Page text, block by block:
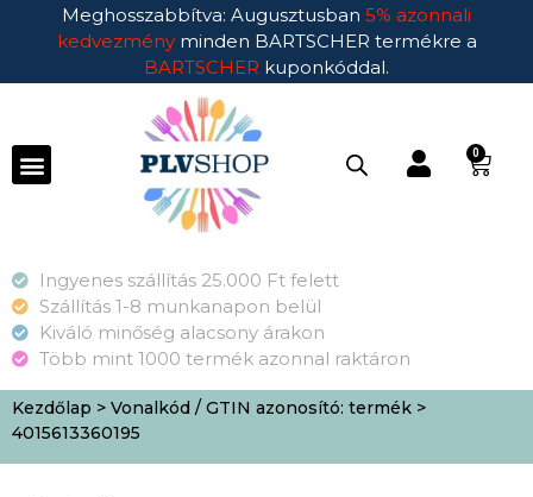
Meghosszabbítva: Augusztusban 5% azonnali
kedvezmény minden BARTSCHER termékre a
BARTSCHER kuponkóddal.
0
Ingyenes szállítás 25.000 Ft felett
Szállítás 1-8 munkanapon belül
Kiváló minőség alacsony árakon
Több mint 1000 termék azonnal raktáron
Kezdőlap > Vonalkód / GTIN azonosító: termék >
4015613360195